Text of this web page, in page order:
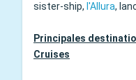
sister-ship, l'Allura,
Principales
Cruises